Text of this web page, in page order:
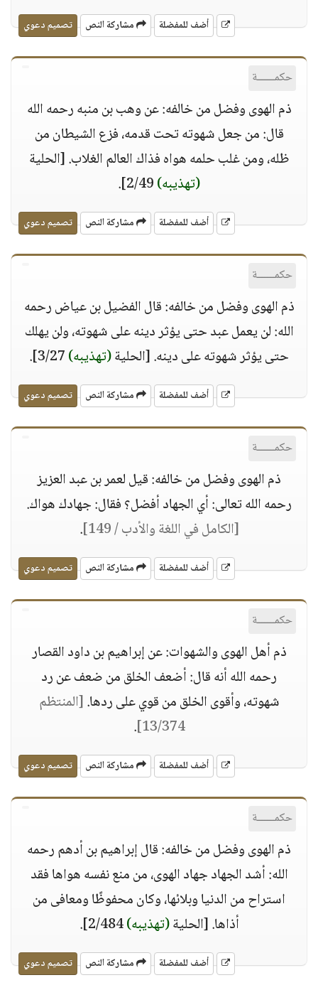
أضف للمفضلة مشاركة النص تصميم دعوي
حكمــــــة
ذم الهوى وفضل من خالفه: عن وهب بن منبه رحمه الله
قال: من جعل شهوته تحت قدمه، فزع الشيطان من
ظله، ومن غلب حلمه هواه فذاك العالم الغلاب. [الحلية
(تهذيبه)
أضف للمفضلة مشاركة النص تصميم دعوي
حكمــــــة
ذم الهوى وفضل من خالفه: قال الفضيل بن عياض رحمه
الله: لن يعمل عبد حتى يؤثر دينه على شهوته، ولن يهلك
حتى يؤثر شهوته على دينه. [الحلية(تهذيبه)
أضف للمفضلة مشاركة النص تصميم دعوي
حكمــــــة
ذم الهوى وفضل من خالفه: قيل لعمر بن عبد العزيز
رحمه الله تعالى: أي الجهاد أفضل؟ فقال: جهادك هواك.
[الكامل في اللغة والأدب / 149]
.
أضف للمفضلة مشاركة النص تصميم دعوي
حكمــــــة
ذم أهل الهوى والشهوات: عن إبراهيم بن داود القصار
رحمه الله أنه قال: أضعف الخلق من ضعف عن رد
شهوته، وأقوى الخلق من قوي على ردها.[المنتظم
13/374]
.
أضف للمفضلة مشاركة النص تصميم دعوي
حكمــــــة
ذم الهوى وفضل من خالفه: قال إبراهيم بن أدهم رحمه
الله: أشد الجهاد جهاد الهوى، من منع نفسه هواها فقد
استراح من الدنيا وبلائها، وكان محفوظًا ومعافى من
أذاها. [الحلية(تهذيبه)2/484].
أضف للمفضلة مشاركة النص تصميم دعوي